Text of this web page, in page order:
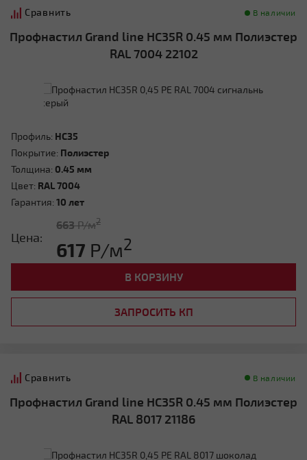
Сравнить В наличии
Профнастил Grand line HC35R 0.45 мм Полиэстер
RAL 7004 22102
Профиль: HC35
Покрытие: Полиэстер
Толщина: 0.45 мм
Цвет: RAL 7004
Гарантия: 10 лет
Цена:
663Р/м2
617 Р/м2
В КОРЗИНУ
ЗАПРОСИТЬ КП
Сравнить В наличии
Профнастил Grand line HC35R 0.45 мм Полиэстер
RAL 8017 21186